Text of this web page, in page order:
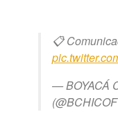
📋
— BOYACÁ